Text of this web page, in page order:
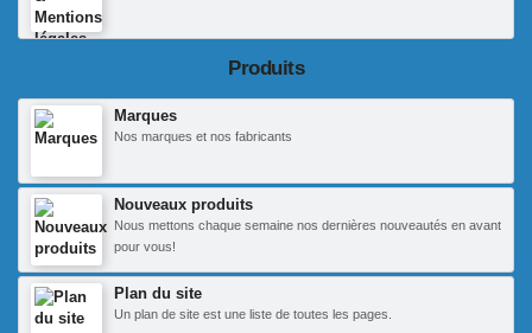
Produits
Marques
Nos marques et nos fabricants
Nouveaux produits
Nous mettons chaque semaine nos dernières nouveautés en avant
pour vous!
Plan du site
Un plan de site est une liste de toutes les pages.